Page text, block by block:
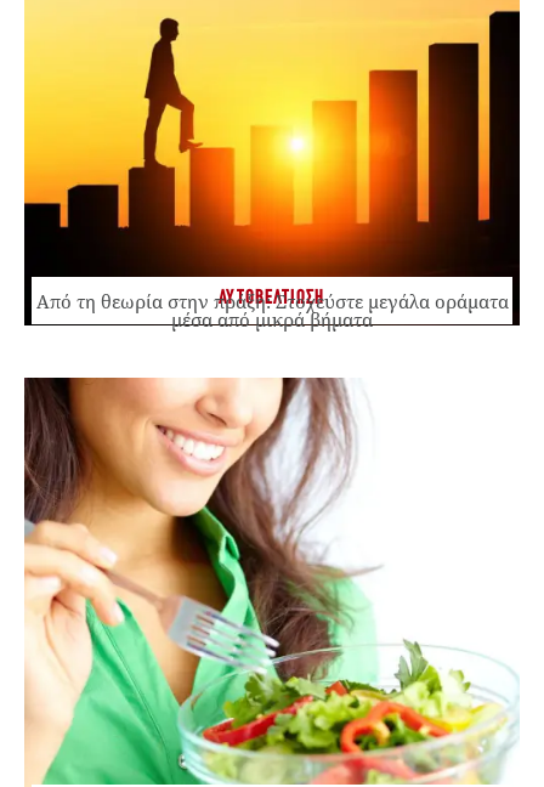
ΑΥΤΟΒΕΛΤΙΩΣΗ
Από τη θεωρία στην πράξη: Στοχεύστε μεγάλα οράματα
μέσα από μικρά βήματα